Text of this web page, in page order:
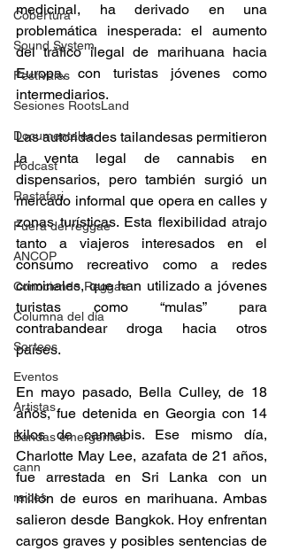
Cobertura
Sound System
Festivales
Sesiones RootsLand
Documentales
Podcast
Rastafari
Fuera del reggae
ANCOP
Conociendo Reggae
Columna del día
Sorteos
Eventos
Artistas
Bandas emergentes
cann
raices
medicinal, ha derivado en una
problemática inesperada: el aumento
del tráfico ilegal de marihuana hacia
Europa, con turistas jóvenes como
intermediarios.
Las autoridades tailandesas permitieron
la venta legal de cannabis en
dispensarios, pero también surgió un
mercado informal que opera en calles y
zonas turísticas. Esta flexibilidad atrajo
tanto a viajeros interesados en el
consumo recreativo como a redes
criminales, que han utilizado a jóvenes
turistas como “mulas” para
contrabandear droga hacia otros
países.
En mayo pasado, Bella Culley, de 18
años, fue detenida en Georgia con 14
kilos de cannabis. Ese mismo día,
Charlotte May Lee, azafata de 21 años,
fue arrestada en Sri Lanka con un
millón de euros en marihuana. Ambas
salieron desde Bangkok. Hoy enfrentan
cargos graves y posibles sentencias de